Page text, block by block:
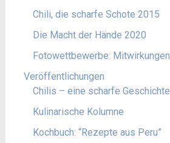
Chili, die scharfe Schote 2015
Die Macht der Hände 2020
Fotowettbewerbe: Mitwirkungen
Veröffentlichungen
Chilis – eine scharfe Geschichte
Kulinarische Kolumne
Kochbuch: “Rezepte aus Peru”